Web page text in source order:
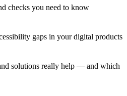
checks you need to know
gaps in your digital products
solutions really help — and which